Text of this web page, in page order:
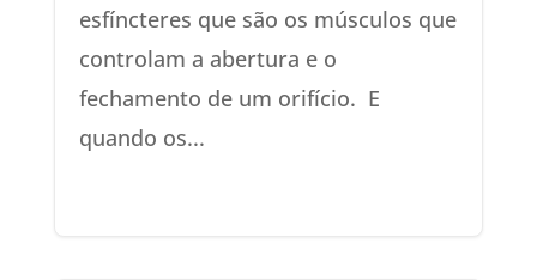
esfíncteres que são os músculos que
controlam a abertura e o
fechamento de um orifício. E
quando os...